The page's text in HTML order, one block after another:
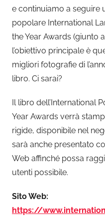
e continuiamo a seguire
popolare International
the Year Awards (giunto
l’obiettivo principale è
migliori fotografie di
libro. Ci sarai?
Il libro dell’International
Year Awards verrà
rigide, disponibile nel
sarà anche presentato
Web affinché possa
utenti possibile.
Sito Web:
https://